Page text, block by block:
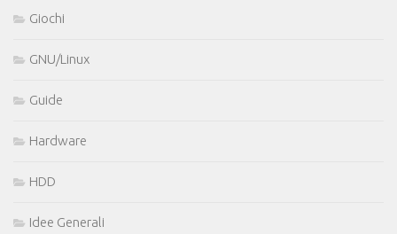
Giochi
GNU/Linux
Guide
Hardware
HDD
Idee Generali